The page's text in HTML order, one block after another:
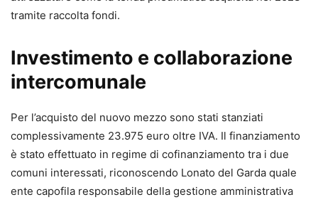
tramite raccolta fondi.
Investimento e collaborazione
intercomunale
Per l’acquisto del nuovo mezzo sono stati stanziati
complessivamente 23.975 euro oltre IVA. Il finanziamento
è stato effettuato in regime di cofinanziamento tra i due
comuni interessati, riconoscendo Lonato del Garda quale
ente capofila responsabile della gestione amministrativa